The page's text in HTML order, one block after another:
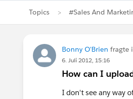
Topics #Sales And
Bonny O'Brien fragte
6. Juli 2012, 15:16
How can I
I don't see any way